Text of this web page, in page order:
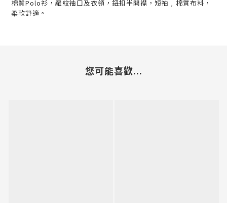
棉質Polo衫，羅紋袖口及衣領，鈕扣半開襟，短袖﹐棉質布料，
柔軟舒適。
您可能喜歡...